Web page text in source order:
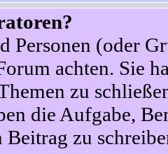
Personen (oder
achten. Sie
zu
die Aufgabe,
Beitrag zu